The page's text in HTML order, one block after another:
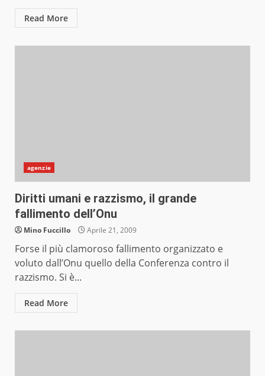
Read More
agenzie
Diritti umani e razzismo, il grande
fallimento dell’Onu
Mino Fuccillo Aprile 21, 2009
Forse il più clamoroso fallimento organizzato e
voluto dall’Onu quello della Conferenza contro il
razzismo. Si è...
Read More